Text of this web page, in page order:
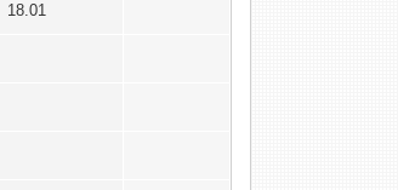
18.01